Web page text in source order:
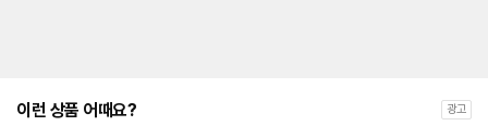
이런 상품 어때요? 광고